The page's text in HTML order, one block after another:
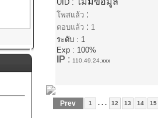
UID :
โพสแล้ว:
ตอบแล้ว: 1
ระดับ : 1
Exp : 100%
IP : 110.49.24. xxx
Prev 1 . . . 12 13 14 15